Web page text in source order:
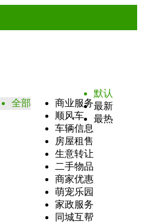
全部
商业服务
顺风车
车辆信息
房屋租售
生意转让
二手物品
商家优惠
萌宠乐园
家政服务
同城互帮
默认
最新
最热